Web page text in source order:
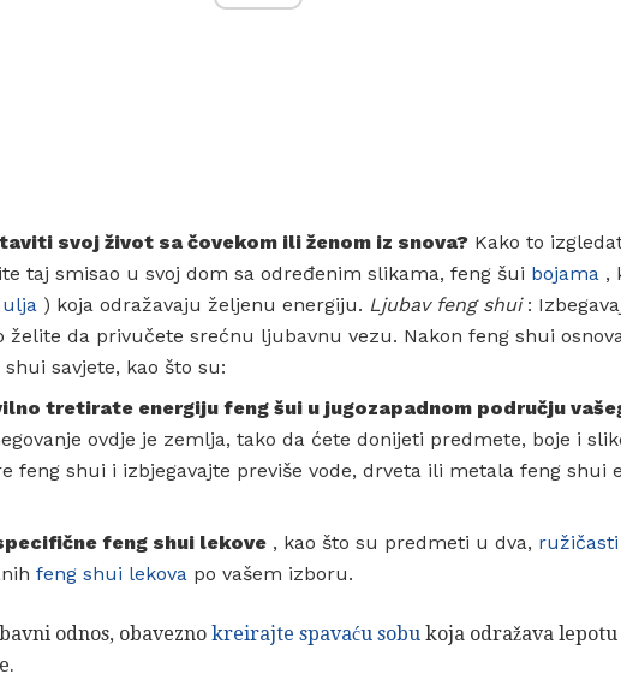
svoj život sa čovekom ili ženom iz snova? Kako to
taj smisao u svoj dom sa određenim slikama, feng šui bojama ,
) koja odražavaju željenu energiju. Ljubav feng shui:
želite da privučete srećnu ljubavnu vezu. Nakon feng shui
savjete, kao što su:
tretirate energiju feng šui u jugozapadnom području
ovdje je zemlja, tako da ćete donijeti predmete, boje i
feng shui i izbjegavajte previše vode, drveta ili metala feng shui
feng shui lekove , kao što su predmeti u dva,
feng shui lekova po vašem izboru.
odnos, obavezno kreirajte spavaću sobu koja odražava